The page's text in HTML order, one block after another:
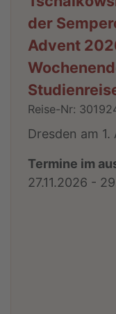
der
Advent
Reise-Nr:
Dresden am 1.
Termine im
27.11.2026 -